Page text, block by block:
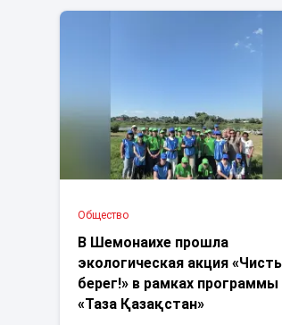
Общество
В Шемонаихе прошла
экологическая акция
берег!» в рамках программы
«Таза Қазақстан»